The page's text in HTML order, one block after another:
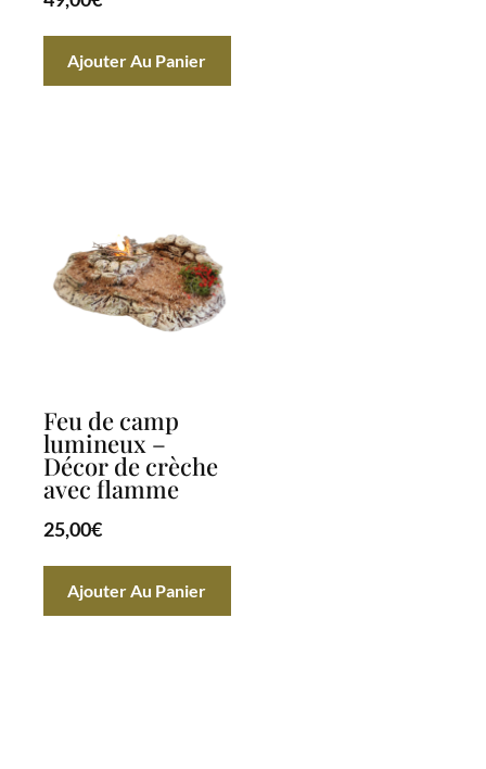
Ajouter Au Panier
Feu de camp
lumineux –
Décor de crèche
avec flamme
25,00€
Ajouter Au Panier